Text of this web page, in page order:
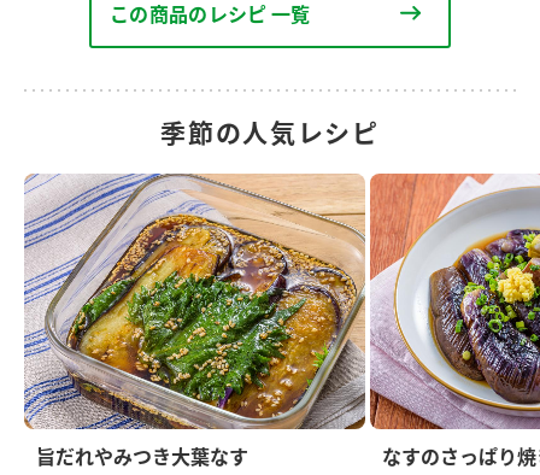
この商品のレシピ 一覧
季節の人気レシピ
旨だれやみつき大葉なす なすのさっぱり